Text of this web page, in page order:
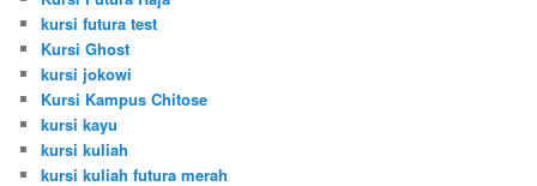
kursi futura test
Kursi Ghost
kursi jokowi
Kursi Kampus Chitose
kursi kayu
kursi kuliah
kursi kuliah futura merah